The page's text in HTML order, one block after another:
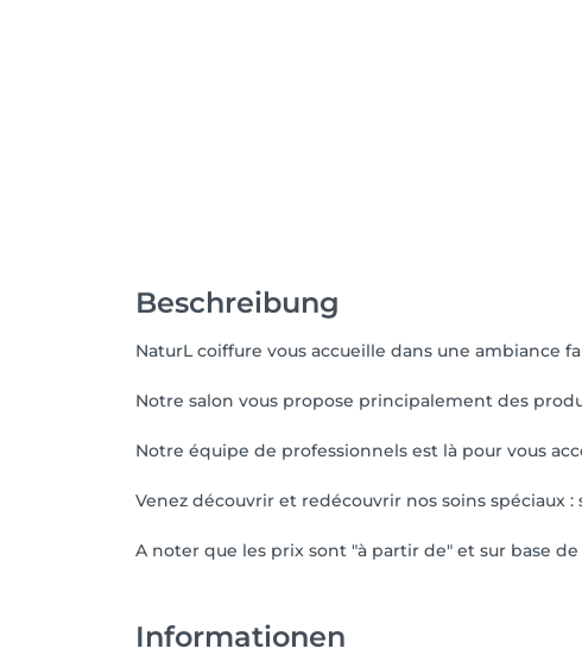
Beschreibung
NaturL coiffure vous accueille dans une ambiance
Notre salon vous propose principalement des
Notre équipe de professionnels est là pour vous
Venez découvrir et redécouvrir nos soins spéciaux
A noter que les prix sont "à partir de" et sur base
Informationen